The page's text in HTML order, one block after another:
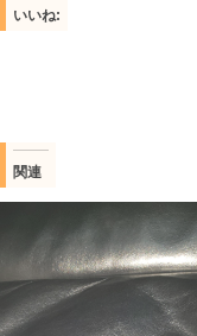
いいね:
関連